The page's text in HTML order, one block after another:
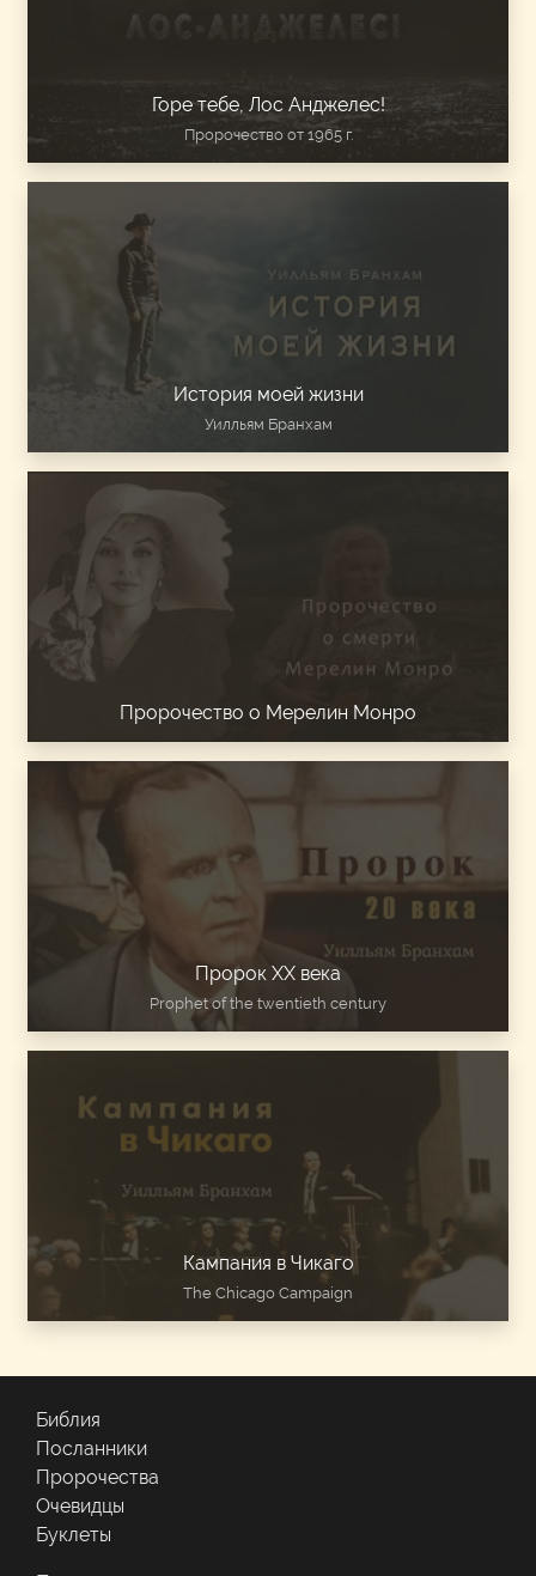
Горе тебе, Лос Анджелес!
Пророчество от 1965 г.
История моей жизни
Уилльям Бранхам
Пророчество о Мерелин Монро
Пророк ХХ века
Prophet of the twentieth century
Кампания в Чикаго
The Chicago Campaign
Библия
Посланники
Пророчества
Очевидцы
Буклеты